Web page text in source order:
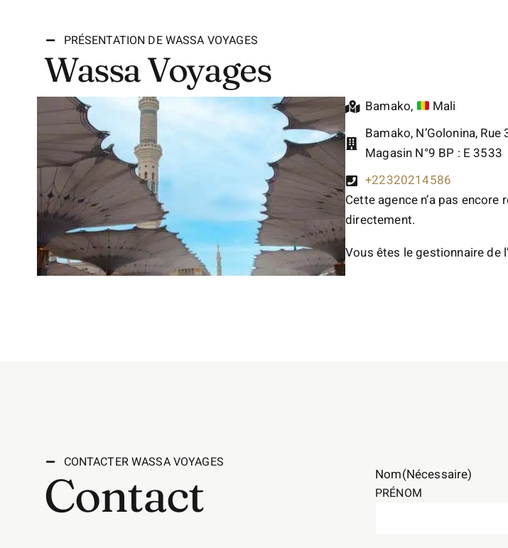
PRÉSENTATION DE WASSA VOYAGES
Wassa Voyages
Bamako,
Mali
Bamako, N’Golonina, Rue
Magasin N°9 BP : E 3533
+22320214586
Cette agence n’a pas
directement.
Vous êtes le gestionnaire de
CONTACTER WASSA VOYAGES
Contact Nom(Nécessaire)
PRÉNOM